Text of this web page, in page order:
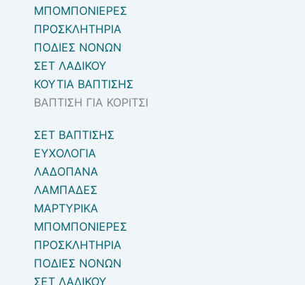
ΜΠΟΜΠΟΝΙΕΡΕΣ
ΠΡΟΣΚΛΗΤΗΡΙΑ
ΠΟΔΙΕΣ ΝΟΝΩΝ
ΣΕΤ ΛΑΔΙΚΟΥ
ΚΟΥΤΙΑ ΒΑΠΤΙΣΗΣ
ΒΑΠΤΙΣΗ ΓΙΑ ΚΟΡΙΤΣΙ
ΣΕΤ ΒΑΠΤΙΣΗΣ
ΕΥΧΟΛΟΓΙΑ
ΛΑΔΟΠΑΝΑ
ΛΑΜΠΑΔΕΣ
ΜΑΡΤΥΡΙΚΑ
ΜΠΟΜΠΟΝΙΕΡΕΣ
ΠΡΟΣΚΛΗΤΗΡΙΑ
ΠΟΔΙΕΣ ΝΟΝΩΝ
ΣΕΤ ΛΑΔΙΚΟΥ